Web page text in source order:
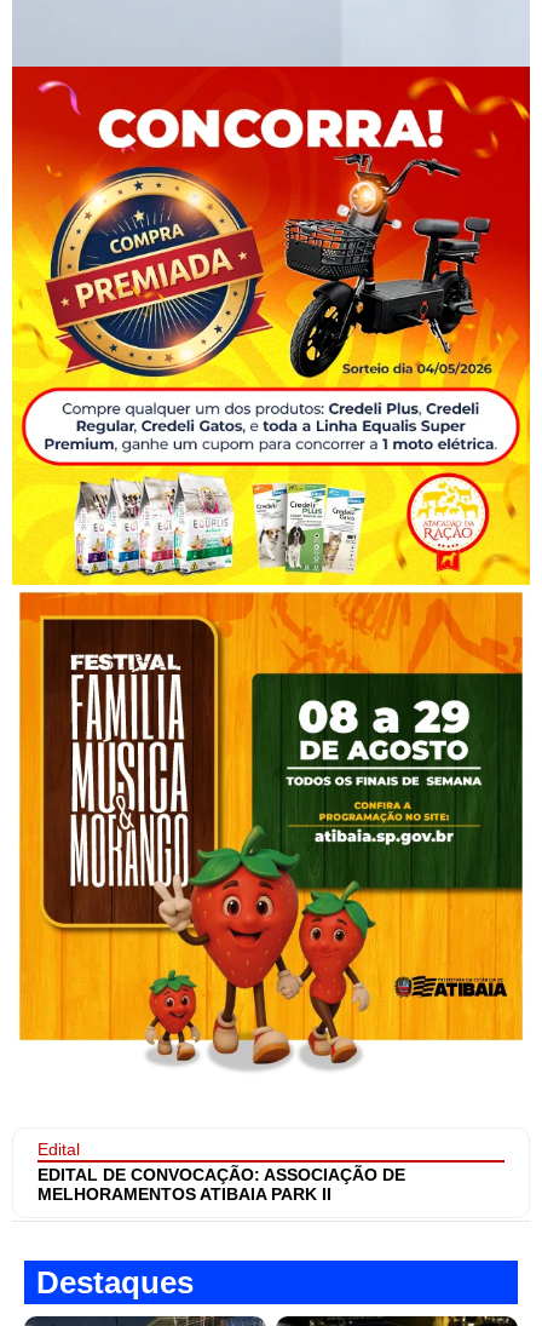
Edital
EDITAL DE CONVOCAÇÃO: ASSOCIAÇÃO DE
MELHORAMENTOS ATIBAIA PARK II
Destaques